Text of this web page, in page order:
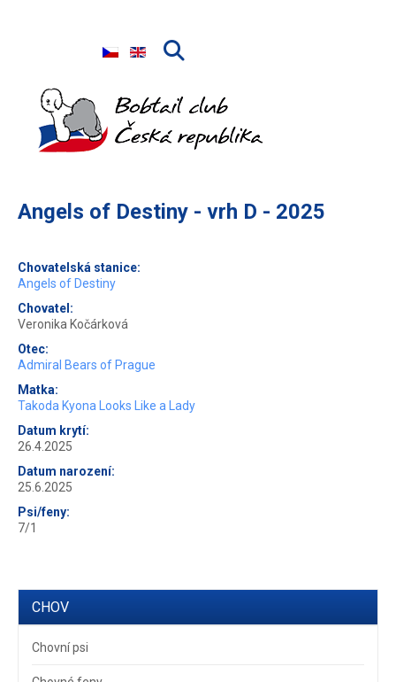
Zvolte jazyk
CHOV
Chovní psi
Angels of Destiny - vrh D - 2025
Chovatelská stanice:
Angels of Destiny
Chovatel:
Veronika Kočárková
Otec:
Admiral Bears of Prague
Matka:
Takoda Kyona Looks Like a Lady
Datum krytí:
26.4.2025
Datum narození:
25.6.2025
Psi/feny:
7/1